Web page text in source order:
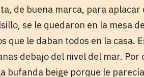
de buena marca, para
se le quedaron en la mesa
que le daban todos en la casa.
debajo del nivel del mar.
bufanda beige porque le